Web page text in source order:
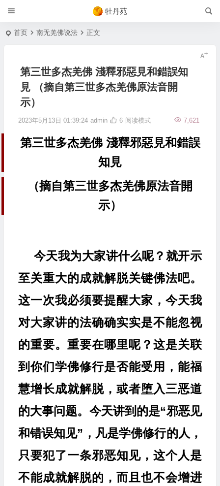
牡丹苑
首页 南无羌佛说法 正文
第三世多杰羌佛 淺釋邪惡見和錯誤知
見 （摘自第三世多杰羌佛原法音開
示）
2023年5月13日 01:39:24 admin 7,621
6 阅读模式
第三世多杰羌佛 淺釋邪惡見和錯誤
知見
（摘自第三世多杰羌佛原法音開
示）
今天我为大家讲什么呢？就开示
至关重大的成就解脱关键佛法吧。
这一次我必须要提醒大家，今天我
对大家讲的法确确实实是不能忽视
的重要。重要在哪里呢？这是关联
到你们学佛修行是否能受用，能福
慧增长成就解脱，或者堕入三恶道
的大事问题。今天讲到的是“邪恶见
和错误知见”，凡是学佛修行的人，
只要犯了一条邪恶知见，这个人是
不能成就解脱的，而且也不会增进